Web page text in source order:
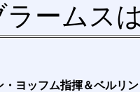
ームス
ヨッフム指揮＆ベルリ